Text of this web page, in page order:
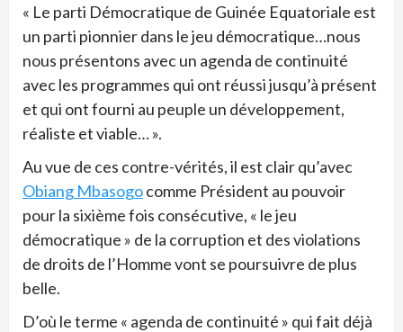
« Le parti Démocratique de Guinée Equatoriale est
un parti pionnier dans le jeu démocratique…nous
nous présentons avec un agenda de continuité
avec les programmes qui ont réussi jusqu’à présent
et qui ont fourni au peuple un développement,
réaliste et viable… ».
Au vue de ces contre-vérités, il est clair qu’avec
Obiang Mbasogocomme Président au pouvoir
pour la sixième fois consécutive, « le jeu
démocratique » de la corruption et des violations
de droits de l’Homme vont se poursuivre de plus
belle.
D’où le terme « agenda de continuité » qui fait déjà